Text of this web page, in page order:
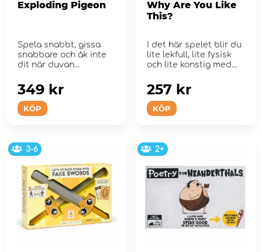
Exploding Pigeon
Spela snabbt, gissa
snabbare och åk inte
dit när duvan
KÖP
349 kr
Why Are You Like
This?
I det här spelet blir du
lite lekfull, lite fysisk
och lite konstig med
KÖP
257 kr
3-6 2+